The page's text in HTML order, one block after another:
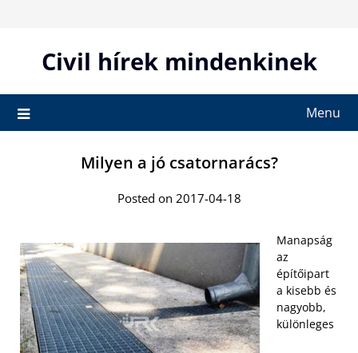
contentCivil hírek mindenkinek
Menu
Milyen a jó csatornarács?
Posted on 2017-04-18
Manapság
az
építőipart
a kisebb és
nagyobb,
különleges